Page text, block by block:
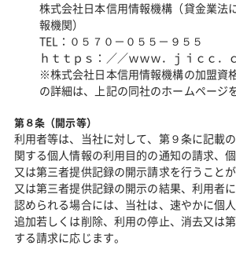
株式会社日本信用情報機構（貸金業法
報機関）
TEL：０５７０－０５５－９５５
ｈｔｔｐｓ：／／ｗｗｗ．ｊｉｃｃ．
※株式会社日本信用情報機構の加盟資
の詳細は、上記の同社のホームページ
第８条（開示等）
利用者等は、当社に対して、第９条に記載
関する個人情報の利用目的の通知の請求、
又は第三者提供記録の開示請求を行うこと
又は第三者提供記録の開示の結果、利用者
認められる場合には、当社は、速やかに個
追加若しくは削除、利用の停止、消去又は
する請求に応じます。